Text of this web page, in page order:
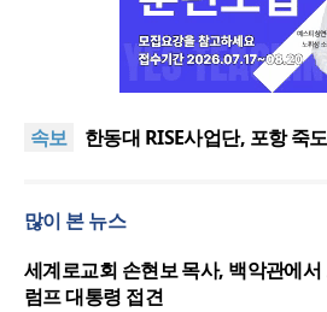
속보
느헤미야 연합기도회, ‘왕의
여”
한동대 RISE사업단, 포항 죽
느헤미야 연합기도회, ‘왕의 기
세기총 “자유를 지키며 하나
여”
많이 본 뉴스
세계로교회 손현보 목사, 백악관에서
럼프 대통령 접견